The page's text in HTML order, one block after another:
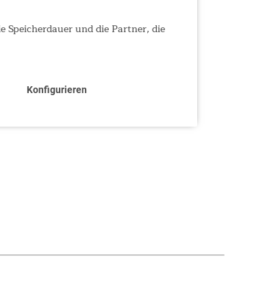
Speicherdauer und die Partner, die
Konfigurieren